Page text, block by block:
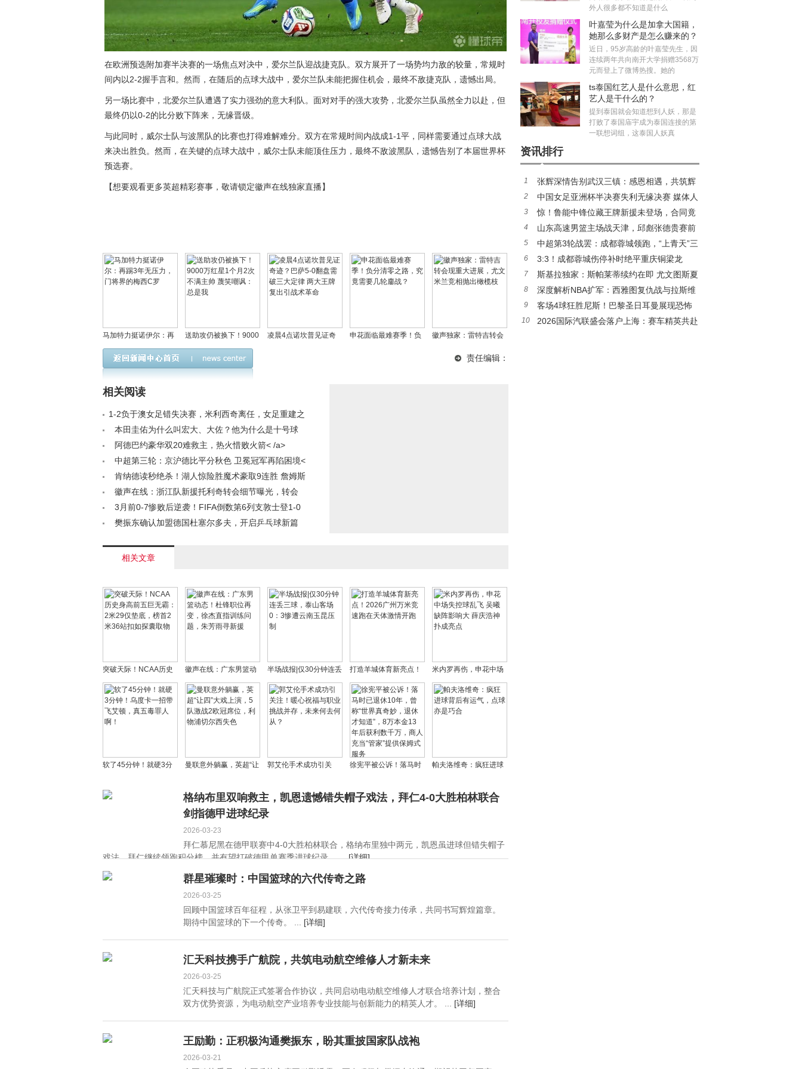
在欧洲预选附加赛半决赛的一场焦点对决中，爱尔兰队迎战捷克队。双方展开了一场势均力敌的较量，常规时
间内以2-2握手言和。然而，在随后的点球大战中，爱尔兰队未能把握住机会，最终不敌捷克队，遗憾出局。
另一场比赛中，北爱尔兰队遭遇了实力强劲的意大利队。面对对手的强大攻势，北爱尔兰队虽然全力以赴，但
最终仍以0-2的比分败下阵来，无缘晋级。
与此同时，威尔士队与波黑队的比赛也打得难解难分。双方在常规时间内战成1-1平，同样需要通过点球大战
来决出胜负。然而，在关键的点球大战中，威尔士队未能顶住压力，最终不敌波黑队，遗憾告别了本届世界杯
预选赛。
【想要观看更多英超精彩赛事，敬请锁定徽声在线独家直播】
马加特力挺诺伊尔：再
踢3年无压力，门将界的
梅西C罗
送助攻仍被换下！9000
万红星1个月2次不满主
凌晨4点诺坎普见证奇
申花面临最难赛季！负
徽声独家：雷特吉转会
竞相抛出橄榄枝
责任编辑：
相关阅读
1-2负于澳女足错失决赛，米利西奇离任，女足重建之
路任重道远< /a>
本田圭佑为什么叫宏大、大佐？他为什么是十号球
衣< /a>阿德巴约豪华双20难救主，热火惜败火箭< /a>
中超第三轮：京沪德比平分秋色 卫冕冠军再陷困境<
/a> 肯纳德读秒绝杀！湖人惊险胜魔术豪取9连胜 詹姆斯
加冕历史出场王< /a>
徽声在线：浙江队新援托利奇转会细节曝光，转会
费低签约两年< /a>
3月前0-7惨败后逆袭！FIFA倒数第6列支敦士登1-0
胜：低95名6年4胜创奇迹< /a>
樊振东确认加盟德国杜塞尔多夫，开启乒乓球新篇
相关文章
突破天际！NCAA历史
身高前五巨无霸：2米
29仅垫底，榜首2米36
站扣如探囊取物
徽声在线：广东男篮动
态！杜锋职位再变，徐
杰直指训练问题，朱芳
雨寻新援
半场战报|仅30分钟连丢
三球，泰山客场0：3惨
遭云南玉昆压制
打造羊城体育新亮点！
2026广州万米竞速跑在
天体激情开跑
米内罗再伤，申花中场
失控球乱飞 吴曦缺阵影
响大 薛庆浩神扑成亮点
软了45分钟！就硬3分
顿，真五毒罪人啊！
曼联意外躺赢，英超“让
欧冠席位，利物浦切尔
西失色
郭艾伦手术成功引关
战并存，未来何去何
从？
徐宪平被公诉！落马时
真奇妙，退休才知道”，
供保姆式服务
帕夫洛维奇：疯狂进球
巧合
格纳布里双响救主，凯恩遗憾错失帽子戏法，拜仁4-0大胜柏林联合
剑指德甲进球纪录
2026-03-23
拜仁慕尼黑在德甲联赛中4-0大胜柏林联合，格纳布里独中两元，凯恩虽进球但错失帽子
戏法。拜仁继续领跑积分榜，并有望打破德甲单赛季进球纪录。 ...[详细]
群星璀璨时：中国篮球的六代传奇之路
2026-03-25
回顾中国篮球百年征程，从张卫平到易建联，六代传奇接力传承，共同书写辉煌篇章。
期待中国篮球的下一个传奇。 ... [详细]
汇天科技携手广航院，共筑电动航空维修人才新未来
2026-03-25
汇天科技与广航院正式签署合作协议，共同启动电动航空维修人才联合培养计划，整合
双方优势资源，为电动航空产业培养专业技能与创新能力的精英人才。 ... [详细]
王励勤：正积极沟通樊振东，盼其重披国家队战袍
2026-03-21
外人很多都不知道是什么
叶嘉莹为什么是加拿大国籍，
她那么多财产是怎么赚来的？
近日，95岁高龄的叶嘉莹先生，因
连续两年共向南开大学捐赠3568万
元而登上了微博热搜。她的
ts泰国红艺人是什么意思，红
艺人是干什么的？
提到泰国就会知道想到人妖，那是
打败了泰国庙宇成为泰国连接的第
一联想词组，这泰国人妖真
资讯排行
1
张辉深情告别武汉三镇：感恩相遇，共筑辉
煌旅程
2
中国女足亚洲杯半决赛失利无缘决赛 媒体人
热议米利西奇去留
3
惊！鲁能中锋位藏王牌新援未登场，合同竟
签至2026年底
4
山东高速男篮主场战天津，邱彪张德贵赛前
友好互动引关注
5
中超第3轮战罢：成都蓉城领跑，“上青天”三
队陷榜尾困境
6 3:3！成都蓉城伤停补时绝平重庆铜梁龙
7
斯基拉独家：斯帕莱蒂续约在即 尤文图斯夏
窗五线补强剑指欧冠
8
深度解析NBA扩军：西雅图复仇战与拉斯维
加斯新王朝的资本博弈
9
客场4球狂胜尼斯！巴黎圣日耳曼展现恐怖
统治力
10
2026国际汽联盛会落户上海：赛车精英共赴